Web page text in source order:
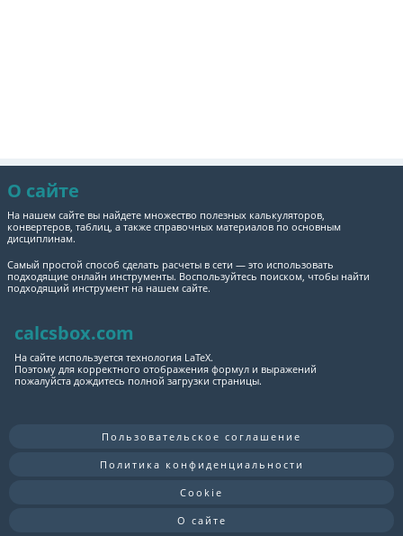
О сайте
На нашем сайте вы найдете множество полезных калькуляторов,
конвертеров, таблиц, а также справочных материалов по основным
дисциплинам.
Самый простой способ сделать расчеты в сети — это использовать
подходящие онлайн инструменты. Воспользуйтесь поиском, чтобы найти
подходящий инструмент на нашем сайте.
calcsbox.com
На сайте используется технология LaTeX.
Поэтому для корректного отображения формул и выражений
пожалуйста дождитесь полной загрузки страницы.
Пользовательское соглашение
Политика конфиденциальности
Cookie
О сайте